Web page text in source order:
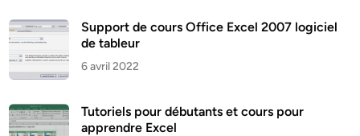
Support de cours Office Excel 2007 logiciel
de tableur
6 avril 2022
Tutoriels pour débutants et cours pour
apprendre Excel